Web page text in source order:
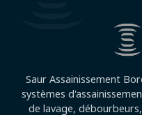
Saur Assainissement
systèmes
de lavage,